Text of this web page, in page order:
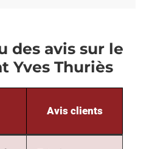
des avis sur le
Yves Thuriès
Avis clients